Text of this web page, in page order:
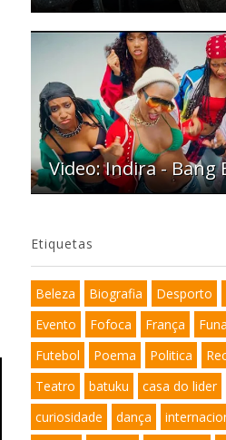
Video: Indira - Bang
Etiquetas
Beleza Biografia Desporto
Evento
Fofoca França
Futebol
Poema Politica
Teatro
batuku casa do lider
curiosidade
dança